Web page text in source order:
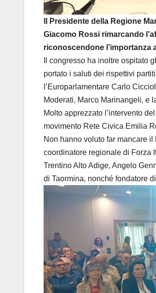
Il Presidente della Regione
Giacomo Rossi rimarcando
riconoscendone l’importanza
Il congresso ha inoltre ospitato
portato i saluti dei rispettivi
l’Europarlamentare Carlo
Moderati, Marco Marinangeli, e
Molto apprezzato l’intervento
movimento Rete Civica Emilia
Non hanno voluto far mancare
coordinatore regionale di Forza
Trentino Alto Adige, Angelo
di Taormina, nonché fondatore